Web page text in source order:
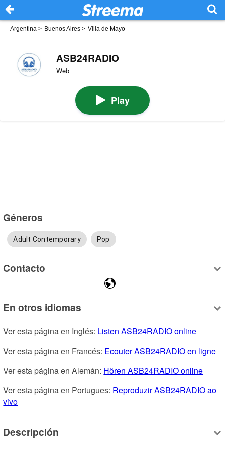
Argentina > Buenos Aires > Villa de Mayo
ASB24RADIO
Web
Play
Géneros
Adult Contemporary Pop
Contacto
En otros idiomas
Ver esta página en Inglés: Listen ASB24RADIO online
Ver esta página en Francés: Ecouter ASB24RADIO en ligne
Ver esta página en Alemán: Hören ASB24RADIO online
Ver esta página en Portugues: Reproduzir ASB24RADIO ao
vivo
Descripción